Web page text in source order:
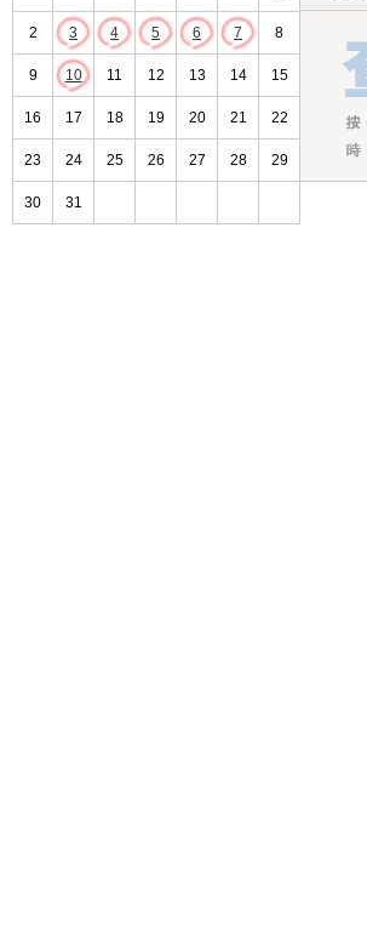
2 3 4 5 6 7 8
9 10 11 12 13 14 15
16 17 18 19 20 21 22
23 24 25 26 27 28 29
30 31